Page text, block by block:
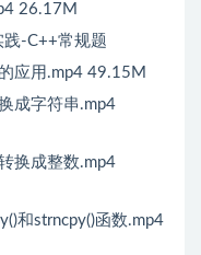
26.17M
-C++常规题
应用.mp4 49.15M
成字符串.mp4
换成整数.mp4
和strncpy()函数.mp4